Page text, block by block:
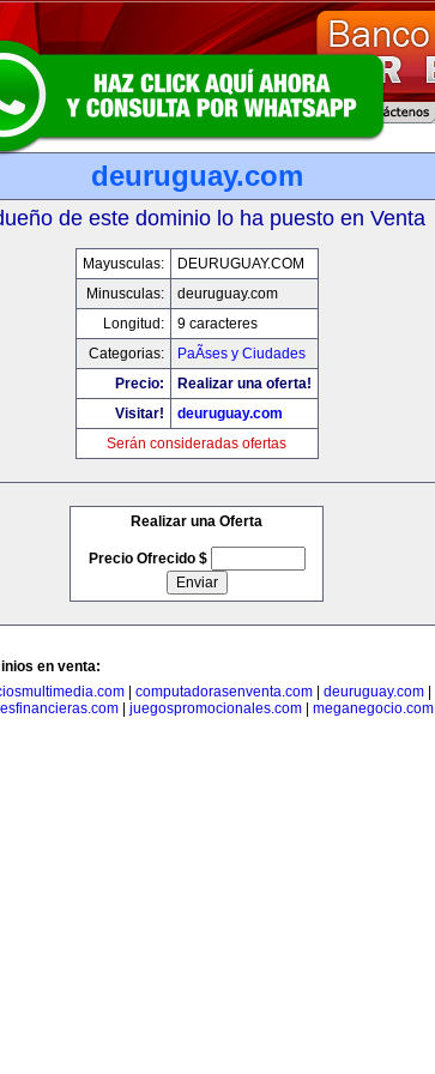
deuruguay.com
de este dominio lo ha puesto en Venta
Mayusculas:
DEURUGUAY.COM
Minusculas:
deuruguay.com
Longitud:
9 caracteres
Categorias:
PaÃ­ses y Ciudades
Precio:
Realizar una oferta!
Visitar!
deuruguay.com
Serán consideradas ofertas
Realizar una Oferta
Precio Ofrecido $
en venta:
computadorasenventa.com deuruguay.com
juegospromocionales.com meganegocio.com